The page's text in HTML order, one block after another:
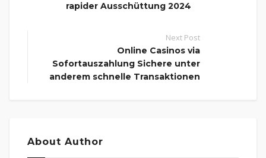
rapider Ausschüttung 2024
Next Post
Online Casinos via
Sofortauszahlung Sichere unter
anderem schnelle Transaktionen
About Author